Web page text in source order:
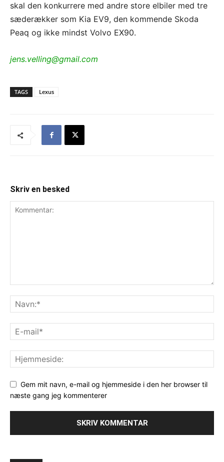
skal den konkurrere med andre store elbiler med tre
sæderækker som Kia EV9, den kommende Skoda
Peaq og ikke mindst Volvo EX90.
jens.velling@gmail.com
TAGS Lexus
Skriv en besked
Gem mit navn, e-mail og hjemmeside i den her browser til
næste gang jeg kommenterer